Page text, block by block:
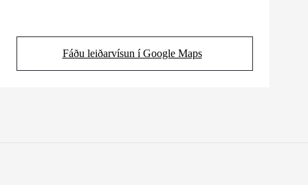
Fáðu leiðarvísun í Google Maps
(Opens in new tab)